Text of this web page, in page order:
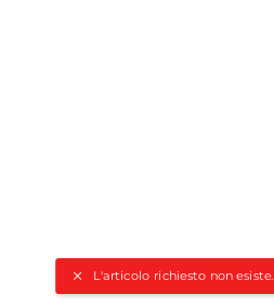
L'articolo richiesto non esiste.